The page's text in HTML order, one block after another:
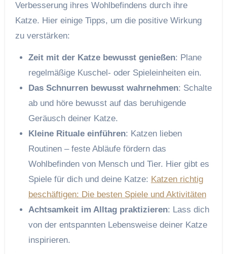
Verbesserung ihres Wohlbefindens durch ihre
Katze. Hier einige Tipps, um die positive Wirkung
zu verstärken:
Zeit mit der Katze bewusst genießen: Plane
regelmäßige Kuschel- oder Spieleinheiten ein.
Das Schnurren bewusst wahrnehmen: Schalte
ab und höre bewusst auf das beruhigende
Geräusch deiner Katze.
Kleine Rituale einführen: Katzen lieben
Routinen – feste Abläufe fördern das
Wohlbefinden von Mensch und Tier. Hier gibt es
Spiele für dich und deine Katze: Katzen richtig
beschäftigen: Die besten Spiele und Aktivitäten
Achtsamkeit im Alltag praktizieren: Lass dich
von der entspannten Lebensweise deiner Katze
inspirieren.